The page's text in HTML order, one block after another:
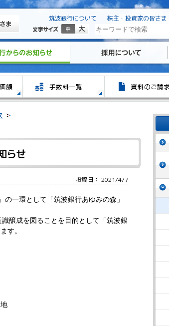
筑波銀行について 株主・投資家の皆さま
らせ
投稿日： 2021/4/7
一環として「筑波銀行あゆみの森」
醸成を図ることを目的として「筑波銀
す。